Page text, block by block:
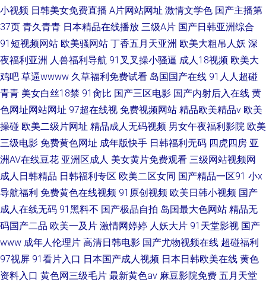
小视频 日韩美女免费直播 A片网站网址 激情文学色 国产主播第
37页 青久青青 日本精品在线播放 三级A片 国产日韩亚洲综合
91短视频网站 欧美骚网站 丁香五月天亚洲 欧美大粗吊人妖 深
夜福利亚洲 人兽福利导航 91叉叉操小骚逼 成人18视频 欧美大
鸡吧 草逼wwww 久草福利免费试看 岛国国产在线 91人人超碰
青青 美女白丝18禁 91肏比 国产三区电影 国产内射后入在线 黄
色网址网站网址 97超在线视 免费视频网站 精品欧美精品v 欧美
操碰 欧美二级片网址 精品成人无码视频 男女午夜福利影院 欧美
三级电影 免费黄色网址 成年版快手 日韩福利无码 四虎四房 亚
洲AV在线豆花 亚洲区成人 美女黄片免费观看 三级网站视频网
成人日韩精品 日韩福利专区 欧美二区女同 国产精品一区91 小x
导航福利 免费黄色在线视频 91原创视频 欧美日韩小视频 国产
成人在线无码 91黑料不 国产极品自拍 岛国最大色网站 精品无
码国产二品 欧美一及片 激情网婷婷 人妖大片 91天堂影视 国产
www 成年人伦理片 高清日韩电影 国产尤物视频在线 超碰福利
97视屏 91看片入口 日本国产成人视频 日本日韩欧美在线 黄色
资料入口 黄色网三级毛片 最新黄色av 麻豆影院免费 五月天堂